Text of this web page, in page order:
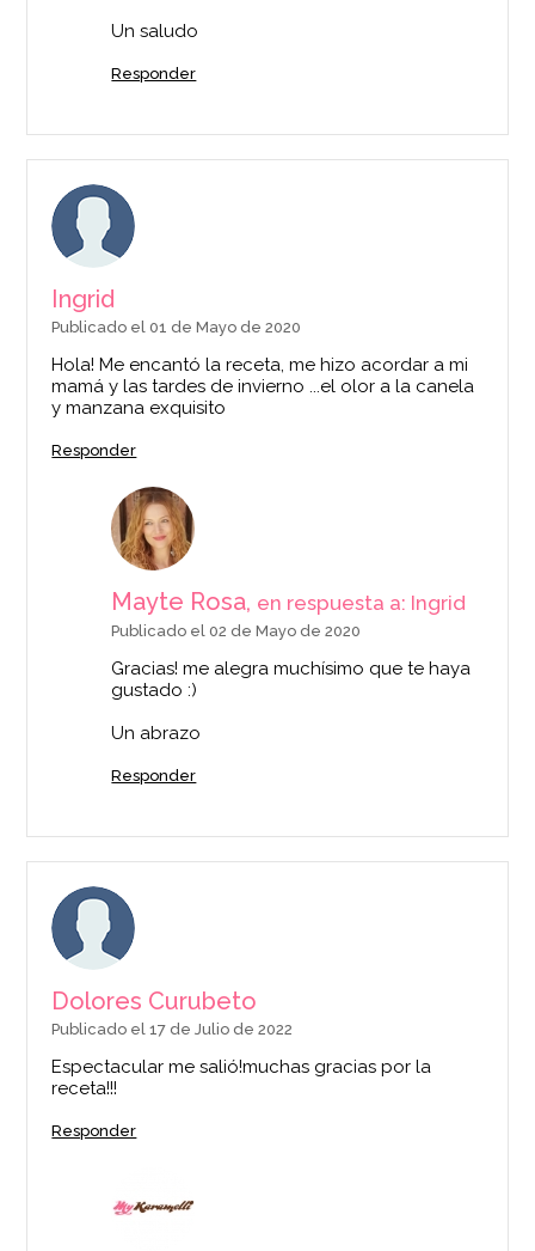
Un saludo
Responder
Ingrid
Publicado el 01 de Mayo de 2020
Hola! Me encantó la receta, me hizo acordar a mi
mamá y las tardes de invierno ...el olor a la canela
y manzana exquisito
Responder
Mayte Rosa, en respuesta a: Ingrid
Publicado el 02 de Mayo de 2020
Gracias! me alegra muchísimo que te haya
gustado :)
Un abrazo
Responder
Dolores Curubeto
Publicado el 17 de Julio de 2022
Espectacular me salió!muchas gracias por la
receta!!!
Responder